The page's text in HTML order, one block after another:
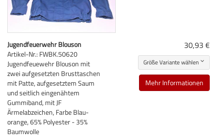
Jugendfeuerwehr Blouson
Artikel-Nr.: FWBK.50620
Jugendfeuewehr Blouson mit
zwei aufgesetzten Brusttaschen
mit Patte, aufgesetztem Saum
und seitlich eingenähtem
Gummiband, mit JF
Ärmelabzeichen, Farbe Blau-
orange, 65% Polyester - 35%
Baumwolle
30,93 €
Größe Variante wählen
Mehr Informationen